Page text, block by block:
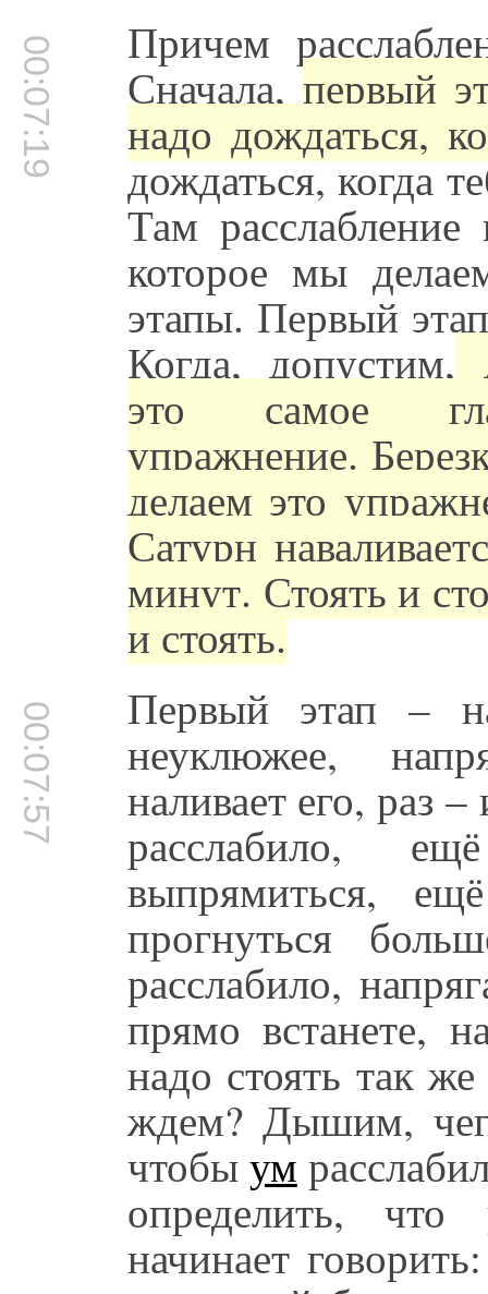
00:07:19 Причем
Сначала,первый
надо дождаться,
дождаться, когда
Там
которое мы
этапы. Первый
Когда, допустим,
это самое
упражнение.
делаем это
Сатурн
минут. Стоять и
и стоять.
00:07:57 Первый этап –
неуклюжее,
наливает его, раз
расслабило,
выпрямиться,
прогнуться
расслабило,
прямо встанете,
надо стоять так
ждем? Дышим,
чтобыум
определить,
начинает